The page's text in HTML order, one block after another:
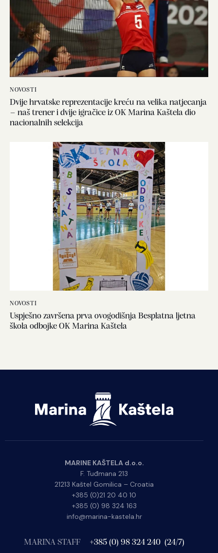
NOVOSTI
Dvije hrvatske reprezentacije kreću na velika natjecanja
– naš trener i dvije igračice iz OK Marina Kaštela dio
nacionalnih selekcija
NOVOSTI
Uspješno završena prva ovogodišnja Besplatna ljetna
škola odbojke OK Marina Kaštela
MARINE KAŠTELA d.o.o.
F. Tuđmana 213
21213 Kaštel Gomilica – Croatia
+385 (0)21 20 40 10
+385 (0) 98 324 163
info@marina-kastela.hr
MARINA STAFF +385 (0) 98 324 240 (24/7)